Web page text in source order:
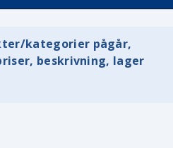
kategorier pågår,
beskrivning, lager